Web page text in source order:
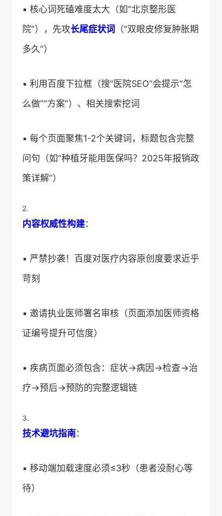
▪️ 核心词死磕难度太大（如“北京整形医
院”），先攻​​长尾症状词​
​（“双眼皮修复肿胀期
多久”）
▪️ 利用百度下拉框（搜“医院SEO”会提示“怎
么做”“方案”）、相关搜索挖词
▪️ 每个页面聚焦1-2个关键词，标题包含完整
问句（如“种植牙能用医保吗？2025年报销政
策详解”）
2.
​内容权威性构建​​：
▪️ 严禁抄袭！百度对医疗内容原创度要求近乎
苛刻
▪️ 邀请执业医师署名审核（页面添加医师资格
证编号提升可信度）
▪️ 疾病页面必须包含：症状→病因→检查→治
疗→预后→预防的完整逻辑链
3.
​技术避坑指南​​：
▪️ 移动端加载速度必须≤3秒（患者没耐心等
待）